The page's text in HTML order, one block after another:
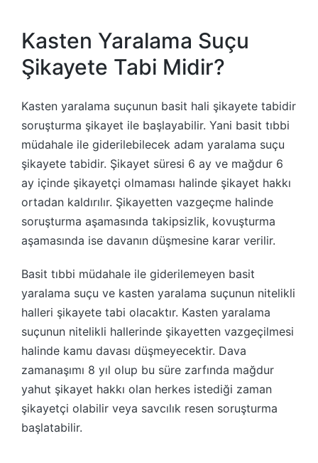
Kasten Yaralama Suçu
Şikayete Tabi Midir?
Kasten yaralama suçunun basit hali şikayete tabidir
soruşturma şikayet ile başlayabilir. Yani basit tıbbi
müdahale ile giderilebilecek adam yaralama suçu
şikayete tabidir. Şikayet süresi 6 ay ve mağdur 6
ay içinde şikayetçi olmaması halinde şikayet hakkı
ortadan kaldırılır. Şikayetten vazgeçme halinde
soruşturma aşamasında takipsizlik, kovuşturma
aşamasında ise davanın düşmesine karar verilir.
Basit tıbbi müdahale ile giderilemeyen basit
yaralama suçu ve kasten yaralama suçunun nitelikli
halleri şikayete tabi olacaktır. Kasten yaralama
suçunun nitelikli hallerinde şikayetten vazgeçilmesi
halinde kamu davası düşmeyecektir. Dava
zamanaşımı 8 yıl olup bu süre zarfında mağdur
yahut şikayet hakkı olan herkes istediği zaman
şikayetçi olabilir veya savcılık resen soruşturma
başlatabilir.